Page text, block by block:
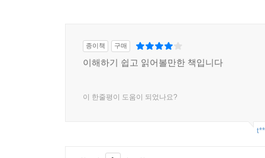
국가별?지역별 에너지 사용량과 경제성장률을
위해 꼭 많은 에너지가 필요하지 않다 점도 강
농도를 줄이기 위해 바다에 철을 뿌려서 이산
걱정스럽게도, 심각한 지구온난화가 진행되고
종이책 구매
이해하기 쉽고 읽어볼만한 책입니다
이 한줄평이 도움이 되었나요?